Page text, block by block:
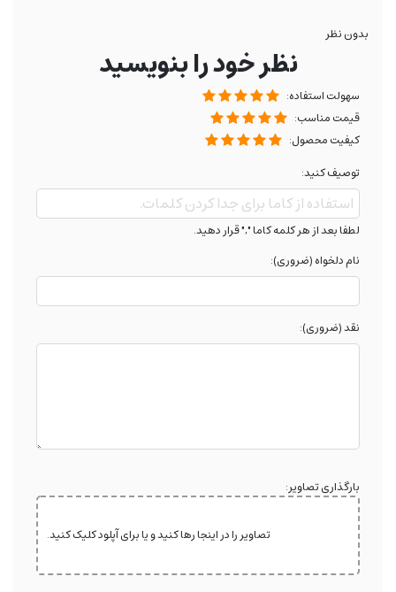
بدون نظر
نظر خود را بنویسید
سهولت استفاده:
قیمت مناسب:
کیفیت محصول:
توصیف کنید:
لطفا بعد از هر کلمه کاما "," قرار دهید.
نام دلخواه (ضروری):
نقد (ضروری):
بارگذاری تصاویر:
تصاویر را در اینجا رها کنید و یا برای آپلود کلیک کنید.